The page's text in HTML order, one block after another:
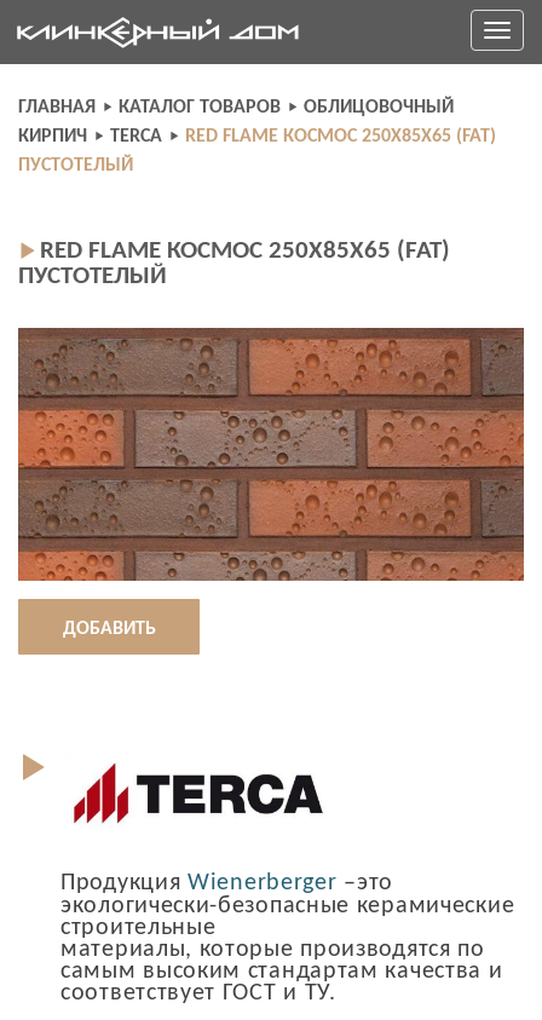
to
content
Toggle
ГЛАВНАЯ КАТАЛОГ ТОВАРОВ
ОБЛИЦОВОЧНЫЙ
КИРПИЧ
TERCA
RED FLAME КОСМОС 250X85X65 (FAT)
ПУСТОТЕЛЫЙ
RED FLAME КОСМОС 250X85X65 (FAT)
ПУСТОТЕЛЫЙ
ДОБАВИТЬ
Продукция Wienerberger –это
экологически-безопасные керамические
строительные
материалы, которые производятся по
самым высоким стандартам качества и
соответствует ГОСТ и ТУ.